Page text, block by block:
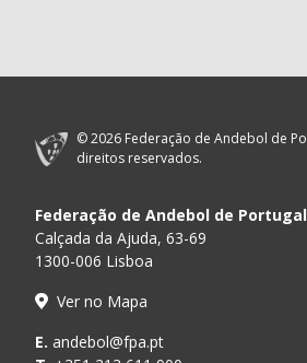
© 2026 Federação de Andebol de
direitos reservados.
Federação de Andebol de Portugal
Calçada da Ajuda, 63-69
1300-006 Lisboa
Ver no Mapa
E. andebol@fpa.pt